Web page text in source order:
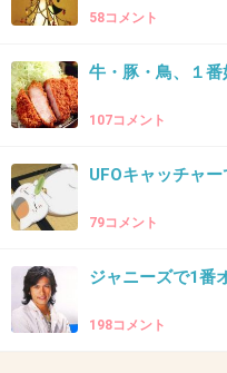
剣持警部死んじゃっ
ネタバレはいらない
ーすんのって思う
小学校の同級生のま
されて殺人してしま
58コメント
牛・豚・鳥、１
107コメント
UFOキャッチャ
79コメント
ジャニーズで1番
198コメント